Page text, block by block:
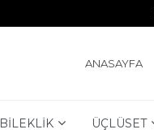
ANASAYFA
BİLEKLİK ÜÇLÜSET